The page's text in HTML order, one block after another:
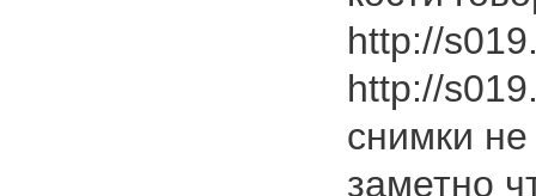
http://
http://
снимки
заметно